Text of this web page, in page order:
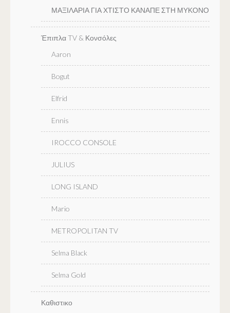
ΜΑΞΙΛΑΡΙΑ ΓΙΑ ΧΤΙΣΤΟ ΚΑΝΑΠΕ ΣΤΗ ΜΥΚΟΝΟ
Έπιπλα TV & Κονσόλες
Aaron
Bogut
Elfrid
Ennis
IROCCO CONSOLE
JULIUS
LONG ISLAND
Mario
METROPOLITAN TV
Selma Black
Selma Gold
Καθιστικο